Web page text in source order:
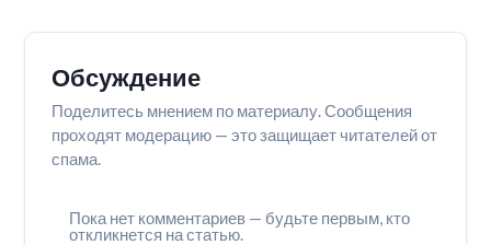
Обсуждение
Поделитесь мнением по материалу. Сообщения
проходят модерацию — это защищает читателей от
спама.
Пока нет комментариев — будьте первым, кто
откликнется на статью.